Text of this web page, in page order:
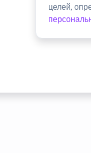
целей,